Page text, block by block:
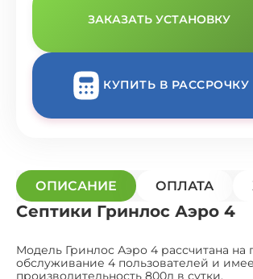
ЗАКАЗАТЬ УСТАНОВКУ
КУПИТЬ В РАССРОЧКУ
ОПИСАНИЕ ОПЛАТА
Септики Гринлос Аэро 4
Модель Гринлос Аэро 4 рассчитана на
обслуживание 4 пользователей и
производительность 800л в сутки.